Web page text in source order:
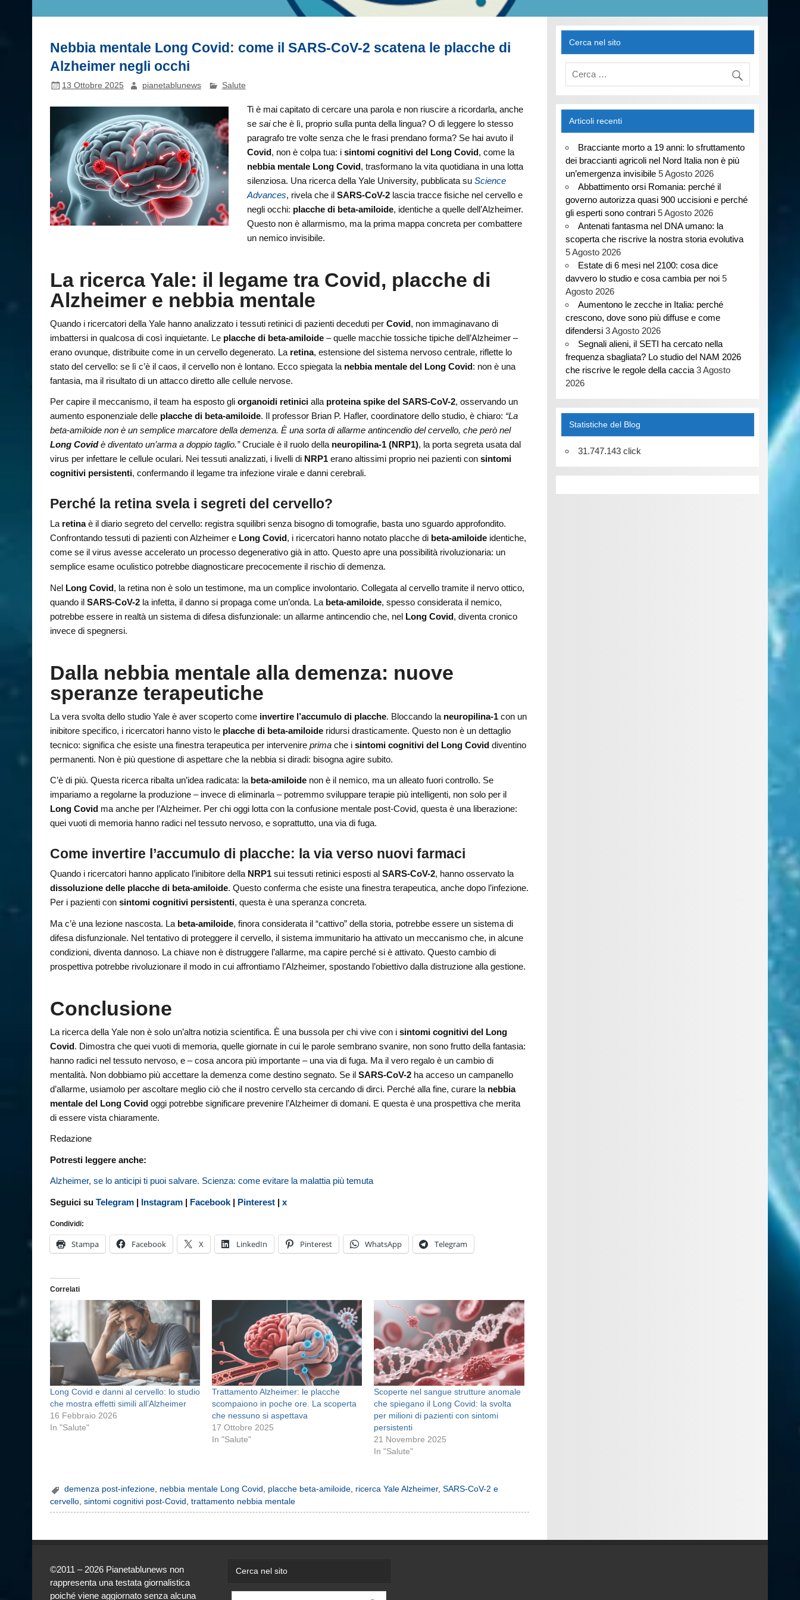
Nebbia mentale Long Covid: come il SARS-CoV-2 scatena le placche di
Alzheimer negli occhi
13 Ottobre 2025 pianetablunews Salute
Ti è mai capitato di cercare una parola e non riuscire a ricordarla, anche
se saiche è lì, proprio sulla punta della lingua? O di leggere lo stesso
paragrafo tre volte senza che le frasi prendano forma? Se hai avuto il
Covid, non è colpa tua: i sintomi cognitivi del Long Covid, come la
nebbia mentale Long Covid, trasformano la vita quotidiana in una lotta
silenziosa. Una ricerca della Yale University, pubblicata su Science
Advances, rivela che il SARS-CoV-2lascia tracce fisiche nel cervello e
negli occhi: placche di beta-amiloide, identiche a quelle dell’Alzheimer.
Questo non è allarmismo, ma la prima mappa concreta per combattere
un nemico invisibile.
La ricerca Yale: il legame tra Covid, placche di
Alzheimer e nebbia mentale
Quando i ricercatori della Yale hanno analizzato i tessuti retinici di pazienti deceduti perCovid, non immaginavano di
imbattersi in qualcosa di così inquietante. Le placche di beta-amiloide – quelle macchie tossiche tipiche dell’Alzheimer –
erano ovunque, distribuite come in un cervello degenerato. La retina, estensione del sistema nervoso centrale, riflette lo
stato del cervello: se lì c’è il caos, il cervello non è lontano. Ecco spiegata la nebbia mentale del Long Covid: non è una
fantasia, ma il risultato di un attacco diretto alle cellule nervose.
Per capire il meccanismo, il team ha esposto gliorganoidi retinici alla proteina spike del SARS-CoV-2, osservando un
aumento esponenziale delle placche di beta-amiloide. Il professor Brian P. Hafler, coordinatore dello studio, è chiaro: “La
beta-amiloide non è un semplice marcatore della demenza. È una sorta di allarme antincendio del cervello, che però nel
Long Covidè diventato un’arma a doppio taglio.”Cruciale è il ruolo della neuropilina-1 (NRP1), la porta segreta usata dal
virus per infettare le cellule oculari. Nei tessuti analizzati, i livelli di NRP1 erano altissimi proprio nei pazienti consintomi
cognitivi persistenti, confermando il legame tra infezione virale e danni cerebrali.
Perché la retina svela i segreti del cervello?
La retinaè il diario segreto del cervello: registra squilibri senza bisogno di tomografie, basta uno sguardo approfondito.
Confrontando tessuti di pazienti con Alzheimer e Long Covid, i ricercatori hanno notato placche di beta-amiloide identiche,
come se il virus avesse accelerato un processo degenerativo già in atto. Questo apre una possibilità rivoluzionaria: un
semplice esame oculistico potrebbe diagnosticare precocemente il rischio di demenza.
Nel Long Covid, la retina non è solo un testimone, ma un complice involontario. Collegata al cervello tramite il nervo ottico,
quando ilSARS-CoV-2 la infetta, il danno si propaga come un’onda. La beta-amiloide, spesso considerata il nemico,
potrebbe essere in realtà un sistema di difesa disfunzionale: un allarme antincendio che, nel Long Covid, diventa cronico
invece di spegnersi.
Dalla nebbia mentale alla demenza: nuove
speranze terapeutiche
La vera svolta dello studio Yale è aver scoperto come invertire l’accumulo di placche. Bloccando la neuropilina-1 con un
inibitore specifico, i ricercatori hanno visto le placche di beta-amiloide ridursi drasticamente. Questo non è un dettaglio
tecnico: significa che esiste una finestra terapeutica per intervenireprima che isintomi cognitivi del Long Covid diventino
permanenti. Non è più questione di aspettare che la nebbia si diradi: bisogna agire subito.
C’è di più. Questa ricerca ribalta un’idea radicata: la beta-amiloide non è il nemico, ma un alleato fuori controllo. Se
impariamo a regolarne la produzione – invece di eliminarla – potremmo sviluppare terapie più intelligenti, non solo per il
Long Covid ma anche per l’Alzheimer. Per chi oggi lotta con la confusione mentale post-Covid, questa è una liberazione:
quei vuoti di memoria hanno radici nel tessuto nervoso, e soprattutto, una via di fuga.
Come invertire l’accumulo di placche: la via verso nuovi farmaci
Quando i ricercatori hanno applicato l’inibitore della NRP1 sui tessuti retinici esposti alSARS-CoV-2, hanno osservato la
dissoluzione delle placche di beta-amiloide. Questo conferma che esiste una finestra terapeutica, anche dopo l’infezione.
Per i pazienti consintomi cognitivi persistenti, questa è una speranza concreta.
Ma c’è una lezione nascosta. La beta-amiloide, finora considerata il “cattivo” della storia, potrebbe essere un sistema di
difesa disfunzionale. Nel tentativo di proteggere il cervello, il sistema immunitario ha attivato un meccanismo che, in alcune
condizioni, diventa dannoso. La chiave non è distruggere l’allarme, ma capire perché si è attivato. Questo cambio di
prospettiva potrebbe rivoluzionare il modo in cui affrontiamo l’Alzheimer, spostando l’obiettivo dalla distruzione alla gestione.
Conclusione
La ricerca della Yale non è solo un’altra notizia scientifica. È una bussola per chi vive con isintomi cognitivi del Long
Covid. Dimostra che quei vuoti di memoria, quelle giornate in cui le parole sembrano svanire, non sono frutto della fantasia:
hanno radici nel tessuto nervoso, e – cosa ancora più importante – una via di fuga. Ma il vero regalo è un cambio di
mentalità. Non dobbiamo più accettare la demenza come destino segnato. Se ilSARS-CoV-2 ha acceso un campanello
d’allarme, usiamolo per ascoltare meglio ciò che il nostro cervello sta cercando di dirci. Perché alla fine, curare la nebbia
mentale del Long Covid oggi potrebbe significare prevenire l’Alzheimer di domani. E questa è una prospettiva che merita
di essere vista chiaramente.
Redazione
Potresti leggere anche:
Alzheimer, se lo anticipi ti puoi salvare. Scienza: come evitare la malattia più temuta
Seguici suTelegram | Instagram | Facebook | Pinterest |x
Condividi:
Stampa Facebook X LinkedIn Pinterest WhatsApp Telegram
Correlati
Long Covid e danni al cervello: lo studio
che mostra effetti simili all’Alzheimer
16 Febbraio 2026
In "Salute"
Trattamento Alzheimer: le placche
scompaiono in poche ore. La scoperta
che nessuno si aspettava
17 Ottobre 2025
In "Salute"
Scoperte nel sangue strutture anomale
che spiegano il Long Covid: la svolta
per milioni di pazienti con sintomi
persistenti
21 Novembre 2025
In "Salute"
demenza post-infezione, nebbia mentale Long Covid , placche beta-amiloide, ricerca Yale Alzheimer,SARS-CoV-2 e
cervello ,sintomi cognitivi post-Covid ,trattamento nebbia mentale
Cerca nel sito
Articoli recenti
Bracciante morto a 19 anni: lo sfruttamento
dei braccianti agricoli nel Nord Italia non è più
un’emergenza invisibile 5 Agosto 2026
Abbattimento orsi Romania: perché il
governo autorizza quasi 900 uccisioni e perché
gli esperti sono contrari 5 Agosto 2026
Antenati fantasma nel DNA umano: la
scoperta che riscrive la nostra storia evolutiva
5 Agosto 2026
Estate di 6 mesi nel 2100: cosa dice
davvero lo studio e cosa cambia per noi 5
Agosto 2026
Aumentono le zecche in Italia: perché
crescono, dove sono più diffuse e come
difendersi 3 Agosto 2026
Segnali alieni, il SETI ha cercato nella
frequenza sbagliata? Lo studio del NAM 2026
che riscrive le regole della caccia 3 Agosto
2026
Statistiche del Blog
31.747.143 click
©2011 – 2026 Pianetablunews non
rappresenta una testata giornalistica
poiché viene aggiornato senza alcuna
Cerca nel sito